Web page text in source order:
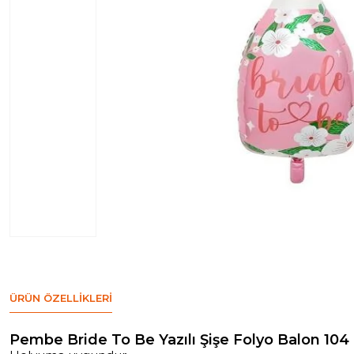
ÜRÜN ÖZELLIKLERI
Pembe Bride To Be Yazılı Şişe Folyo Balon 104